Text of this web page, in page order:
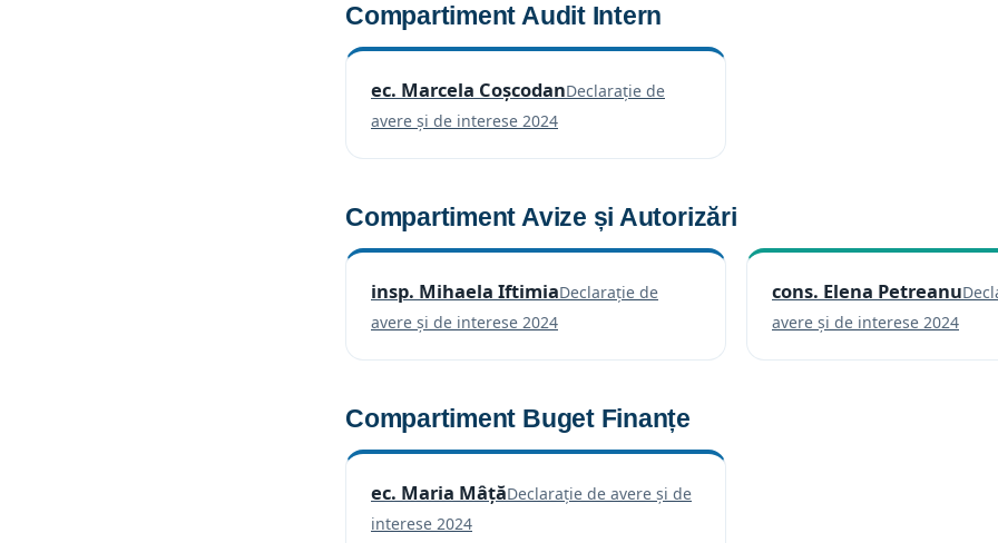
Compartiment Audit Intern
ec. Marcela CoșcodanDeclarație de
avere și de interese 2024(se deschide într-o filă nouă)
Compartiment Avize și Autorizări
insp. Mihaela IftimiaDeclarație de
avere și de interese 2024(se deschide într-o filă nouă)
cons. Elena Petreanu
avere și de interese 2024(se
Compartiment Buget Finanțe
ec. Maria MâțăDeclarație de avere și de
interese 2024(se deschide într-o filă nouă)